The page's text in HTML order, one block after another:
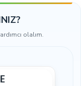
olalım.